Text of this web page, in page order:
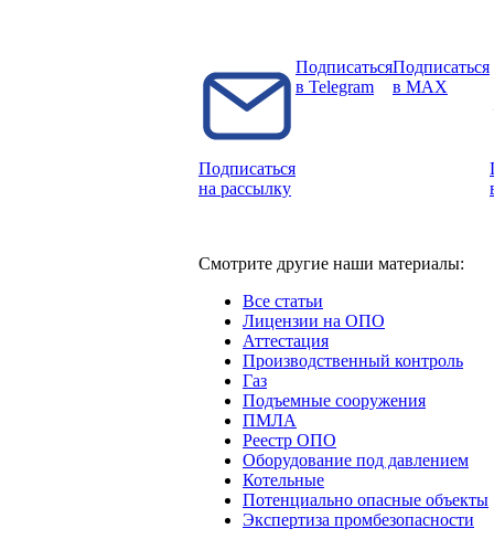
Подписаться
на рассылку
Подписаться
в Telegram
Подписаться
в MAX
Смотрите другие наши материалы:
Все статьи
Лицензии на ОПО
Аттестация
Производственный контроль
Газ
Подъемные сооружения
ПМЛА
Реестр ОПО
Оборудование под давлением
Котельные
Потенциально опасные объекты
Экспертиза промбезопасности